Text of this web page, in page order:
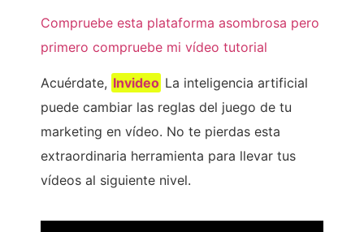
Compruebe esta plataforma asombrosa pero
primero compruebe mi vídeo tutorial
Acuérdate, Invideo La inteligencia artificial
puede cambiar las reglas del juego de tu
marketing en vídeo. No te pierdas esta
extraordinaria herramienta para llevar tus
vídeos al siguiente nivel.